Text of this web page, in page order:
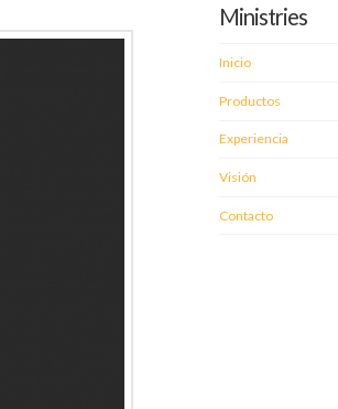
Ministries
Inicio
Productos
Experiencia
Visión
Contacto